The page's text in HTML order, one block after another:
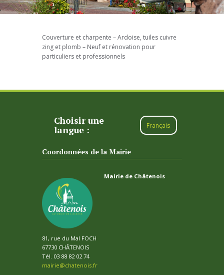
Couverture et charpente – Ardoise, tuiles cuivre
zing et plomb – Neuf et rénovation pour
particuliers et professionnels
Choisir une
langue :
Français
Coordonnées de la Mairie
Mairie de Châtenois
81, rue du Mal FOCH
67730 CHÂTENOIS
Tél. 03 88 82 02 74
mairie@chatenois.fr